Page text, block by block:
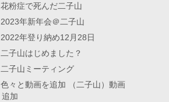
花粉症で死んだ二子山
2023年新年会＠二子山
2022年登り納め12月28日
二子山はじめました？
二子山ミーティング
色々と動画を追加 （二子山）動画
追加